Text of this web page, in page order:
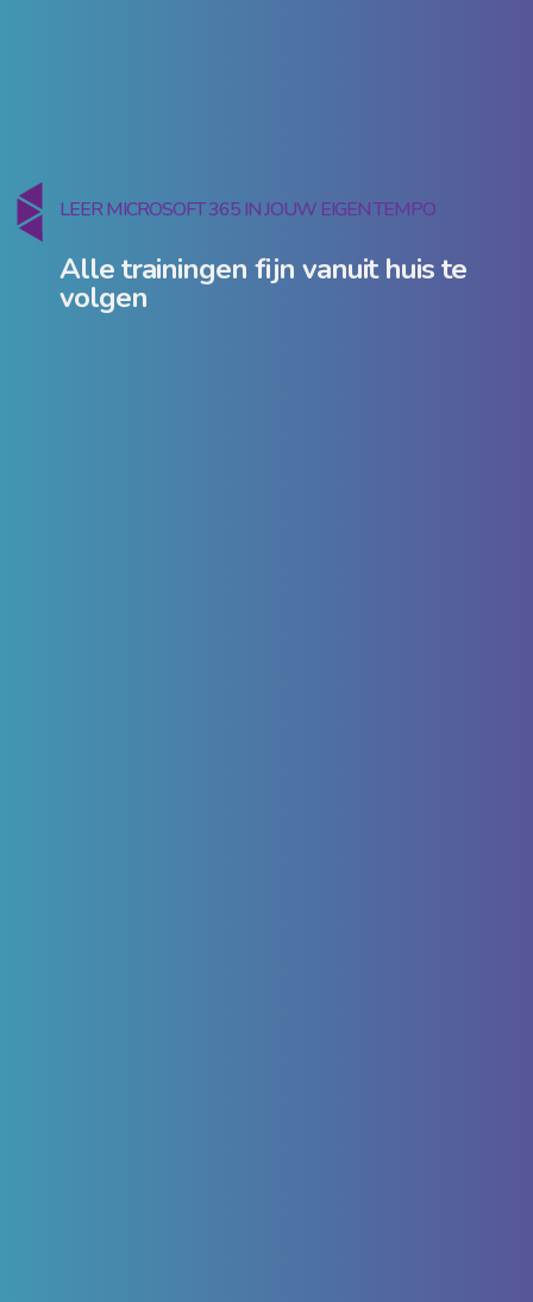
LEER MICROSOFT 365 IN JOUW EIGEN TEMPO
Alle trainingen fijn vanuit huis te
volgen